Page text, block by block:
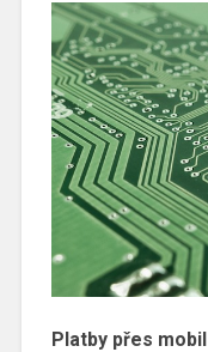
Platby přes mobil